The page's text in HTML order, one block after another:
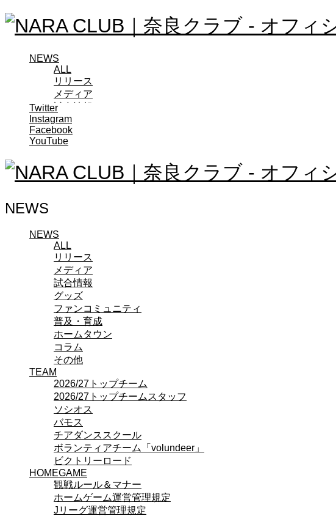
NEWS
ALL
リリース
メディア
試合情報
グッズ
ファンコミュニティ
普及・育成
コラム
その他
ソシオス
バモス
チアダンススクール
ボランティアチーム「volundeer」
ビクトリーロード
HOMEGAME
観戦ルール＆マナー
ホームゲーム運営管理規定
Jリーグ運営管理規定
写真・動画使用ガイドライン
ロートフィールド奈良
SCHEDULE
2026/27
練習見学時のファンサービスについて
TICKET
奈良クラブ明治安田J3リーグ2026/27シーズン試合観戦チケット
奈良クラブ明治安田Ｊ3リーグ 2026/27シーズン「鹿パス」
観戦ルール＆マナー
FANCOMMUNITY
2026/27ファンコミュニティ
サポートショップ
GOODS
オフィシャルストア（実店舗）
Twitter
Instagram
Facebook
YouTube
NEWS
NEWS
ALL
リリース
メディア
試合情報
グッズ
ファンコミュニティ
普及・育成
ホームタウン
コラム
その他
TEAM
2026/27トップチーム
2026/27トップチームスタッフ
ソシオス
バモス
チアダンススクール
ボランティアチーム「volundeer」
ビクトリーロード
HOMEGAME
観戦ルール＆マナー
ホームゲーム運営管理規定
Jリーグ運営管理規定